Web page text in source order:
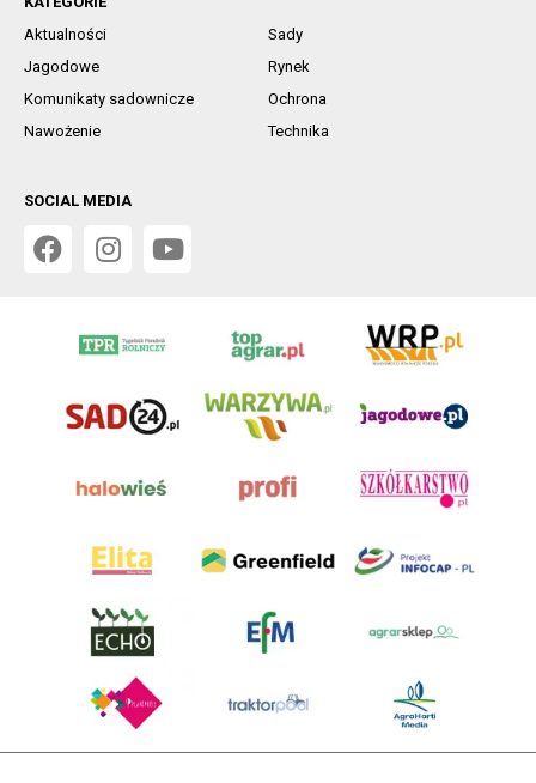
Aktualności
Sady
Jagodowe
Rynek
Komunikaty sadownicze
Ochrona
Nawożenie
Technika
SOCIAL MEDIA